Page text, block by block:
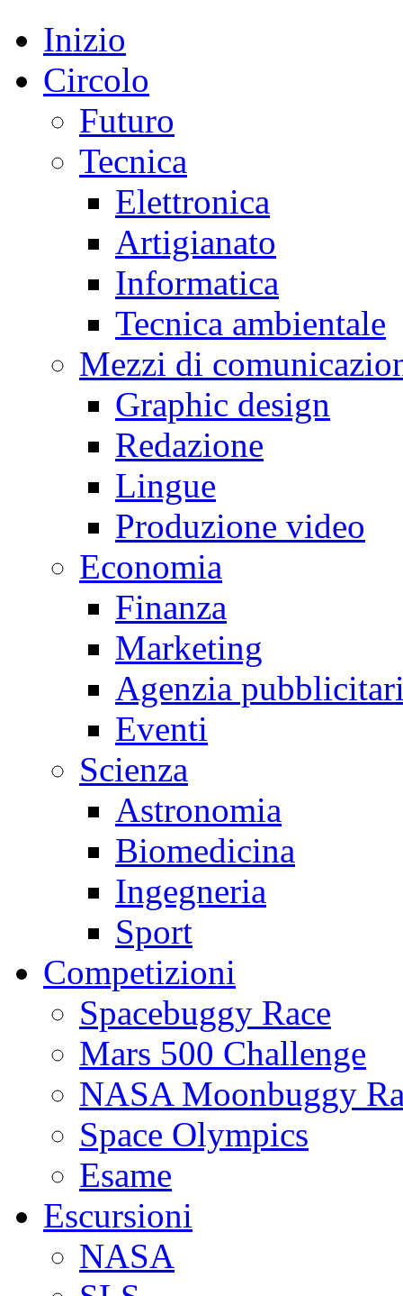
Inizio
Circolo
Futuro
Tecnica
Elettronica
Artigianato
Informatica
Tecnica ambientale
Mezzi di
Graphic design
Redazione
Lingue
Produzione video
Economia
Finanza
Marketing
Agenzia
Eventi
Scienza
Astronomia
Biomedicina
Ingegneria
Sport
Competizioni
Spacebuggy Race
Mars 500 Challenge
NASA Moonbuggy
Space Olympics
Esame
Escursioni
NASA